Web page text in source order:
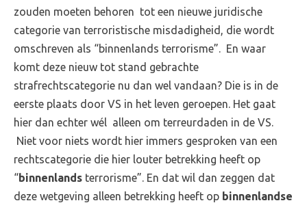
zouden moeten behoren tot een nieuwe juridische
categorie van terroristische misdadigheid, die wordt
omschreven als “binnenlands terrorisme”. En waar
komt deze nieuw tot stand gebrachte
strafrechtscategorie nu dan wel vandaan? Die is in de
eerste plaats door VS in het leven geroepen. Het gaat
hier dan echter wél alleen om terreurdaden in de VS.
Niet voor niets wordt hier immers gesproken van een
rechtscategorie die hier louter betrekking heeft op
“binnenlands terrorisme”. En dat wil dan zeggen dat
deze wetgeving alleen betrekking heeft op binnenlandse